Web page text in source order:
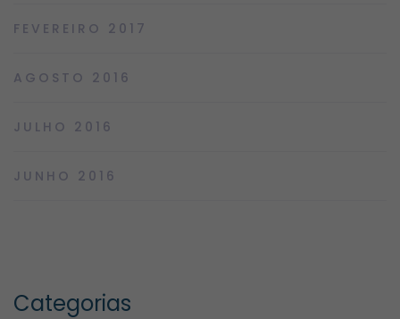
FEVEREIRO 2017
AGOSTO 2016
JULHO 2016
JUNHO 2016
Categorias